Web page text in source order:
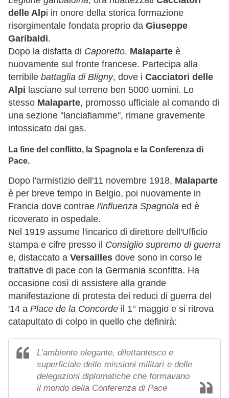
delle Alpi in onore della storica formazione
risorgimentale fondata proprio da Giuseppe
Garibaldi.
Dopo la disfatta di Caporetto, Malaparte è
nuovamente sul fronte francese. Partecipa alla
terribile battaglia di Bligny, dove i Cacciatori delle
Alpi lasciano sul terreno ben 5000 uomini. Lo
stesso Malaparte, promosso ufficiale al comando di
una sezione "lanciafiamme", rimane gravemente
intossicato dai gas.
La fine del conflitto, la Spagnola e la Conferenza di
Pace.
Dopo l'armistizio dell'11 novembre 1918, Malaparte
è per breve tempo in Belgio, poi nuovamente in
Francia dove contrae l'influenza Spagnola ed è
ricoverato in ospedale.
Nel 1919 assume l'incarico di direttore dell'Ufficio
stampa e cifre presso il Consiglio supremo di guerra
e, distaccato a Versailles dove sono in corso le
trattative di pace con la Germania sconfitta. Ha
occasione così di assistere alla grande
manifestazione di protesta dei reduci di guerra del
'14 a Place de la Concorde il 1° maggio e si ritrova
catapultato di colpo in quello che definirà:
L’ambiente elegante, dilettantesco e
superficiale delle missioni militari e delle
delegazioni diplomatiche che formavano
il mondo della Conferenza di Pace